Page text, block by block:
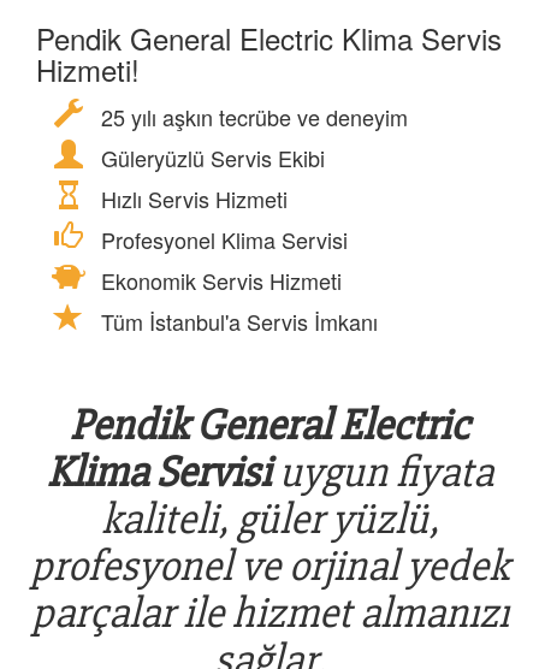
Pendik General Electric Klima Servis
Hizmeti!
25 yılı aşkın tecrübe ve deneyim
Güleryüzlü Servis Ekibi
Hızlı Servis Hizmeti
Profesyonel Klima Servisi
Ekonomik Servis Hizmeti
Tüm İstanbul'a Servis İmkanı
Pendik General Electric
Klima Servisiuygun fiyata
kaliteli, güler yüzlü,
profesyonel ve orjinal yedek
parçalar ile hizmet almanızı